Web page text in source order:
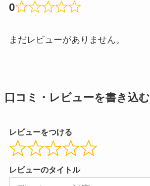
0
まだレビューがありません。
口コミ・レビューを書き込む
レビューをつける
レビューのタイトル